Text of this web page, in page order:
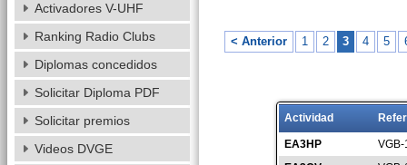
< Anterior 1 2 3 4 5
Actividad
EA3HP
Activadores V-UHF
Ranking Radio Clubs
Diplomas concedidos
Solicitar Diploma PDF
Solicitar premios
Videos DVGE